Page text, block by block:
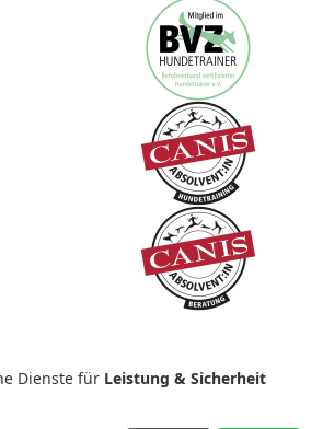
Rechte vorbehalten.
Dienste für Leistung & Sicherheit